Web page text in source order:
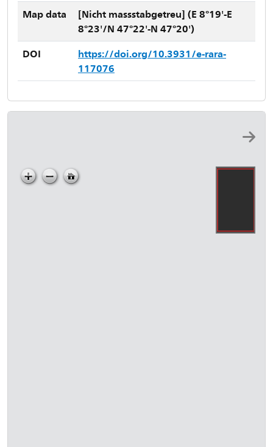
Map data
[Nicht massstabgetreu] (E 8°19'-E
8°23'/N 47°22'-N 47°20')
DOI
https://doi.org/10.3931/e-rara-
117076